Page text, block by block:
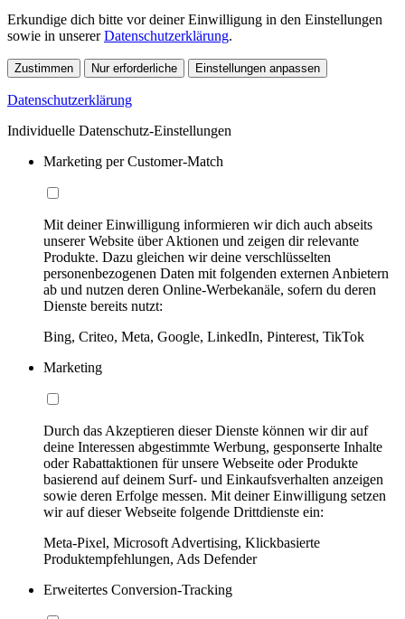
Erkundige dich bitte vor deiner Einwilligung in den Einstellungen
sowie in unsererDatenschutzerklärung.
Zustimmen Nur erforderliche Einstellungen anpassen
Datenschutzerklärung
Individuelle Datenschutz-Einstellungen
Marketing per Customer-Match
Mit deiner Einwilligung informieren wir dich auch abseits
unserer Website über Aktionen und zeigen dir relevante
Produkte. Dazu gleichen wir deine verschlüsselten
personenbezogenen Daten mit folgenden externen Anbietern
ab und nutzen deren Online-Werbekanäle, sofern du deren
Dienste bereits nutzt:
Bing, Criteo, Meta, Google, LinkedIn, Pinterest, TikTok
Marketing
Durch das Akzeptieren dieser Dienste können wir dir auf
deine Interessen abgestimmte Werbung, gesponserte Inhalte
oder Rabattaktionen für unsere Webseite oder Produkte
basierend auf deinem Surf- und Einkaufsverhalten anzeigen
sowie deren Erfolge messen. Mit deiner Einwilligung setzen
wir auf dieser Webseite folgende Drittdienste ein:
Meta-Pixel, Microsoft Advertising, Klickbasierte
Produktempfehlungen, Ads Defender
Erweitertes Conversion-Tracking